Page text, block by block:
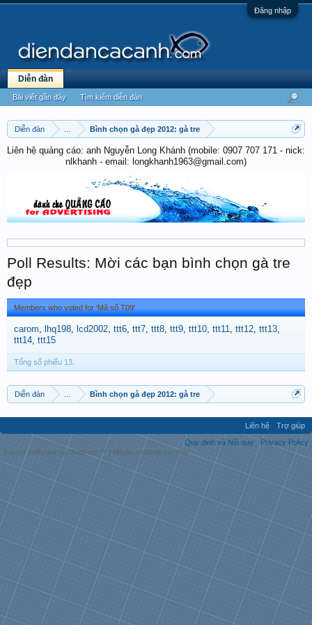
Đăng nhập
Diễn đàn Bình chọn gà đẹp 2012: gà tre
Liên hệ quảng cáo: anh Nguyễn Long Khánh (mobile: 0907 707 171 - nick:
nlkhanh - email: longkhanh1963@gmail.com)
Poll Results: Mời các bạn bình chọn gà tre
đẹp
Members who voted for 'Mã số T09'
carom lhq198 lcd2002 ttt6 ttt7 ttt8 ttt9 ttt10 ttt11 ttt12 ttt13
ttt14 ttt15
Tổng số phiếu 13.
Diễn đàn Bình chọn gà đẹp 2012: gà tre
Diễn đàn
Bài viết gần đây Tìm kiếm diễn đàn
Liên hệ
Trợ giúp
Quy định và Nội quy
Privacy Policy
Forum software by XenForo™ | Media embeds by s9e